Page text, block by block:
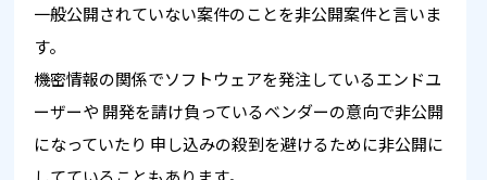
一般公開されていない案件のことを非公開案件と言いま
す。
機密情報の関係でソフトウェアを発注しているエンドユ
ーザーや 開発を請け負っているベンダーの意向で非公開
になっていたり 申し込みの殺到を避けるために非公開に